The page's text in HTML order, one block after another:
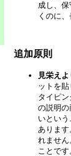
成し、
くのに
追加原則
見栄え
ットを
タイピ
の説明
いとい
ありま
れませ
ことです